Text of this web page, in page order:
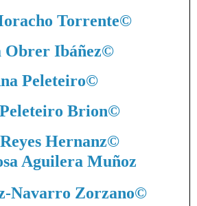
Torrente©
Obrer Ibáñez©
Peleteiro©
Brion©
Hernanz©
Aguilera Muñoz
Navarro Zorzano©